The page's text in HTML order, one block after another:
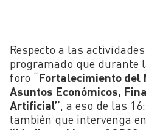
Respecto a las
programado que durante
foro “Fortalecimiento
Asuntos Económicos,
Artificial”, a eso de las
también que intervenga